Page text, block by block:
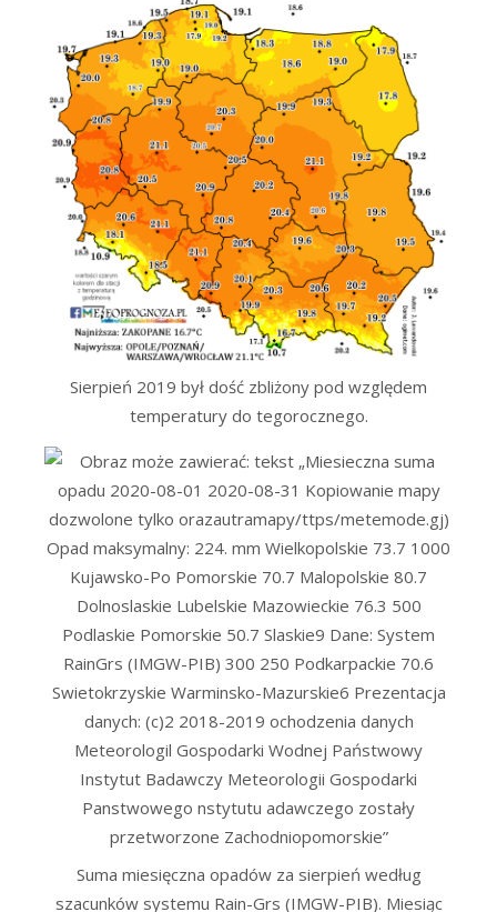
Sierpień 2019 był dość zbliżony pod względem
temperatury do tegorocznego.
Suma miesięczna opadów za sierpień według
szacunków systemu Rain-Grs (IMGW-PIB). Miesiąc